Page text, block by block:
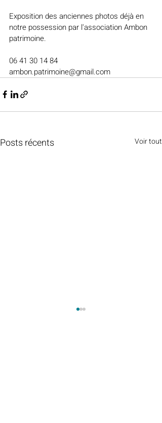
Exposition des anciennes photos déjà en
notre possession par l'association Ambon
patrimoine.
06 41 30 14 84
ambon.patrimoine@gmail.com
Posts récents Voir tout